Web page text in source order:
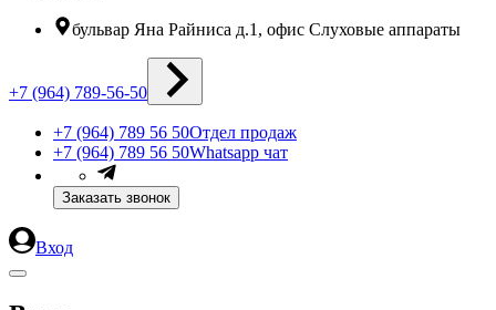
бульвар Яна Райниса д.1, офис Слуховые аппараты
+7 (964) 789-56-50
+7 (964) 789 56 50Отдел продаж
+7 (964) 789 56 50Whatsapp чат
Заказать звонок
Вход